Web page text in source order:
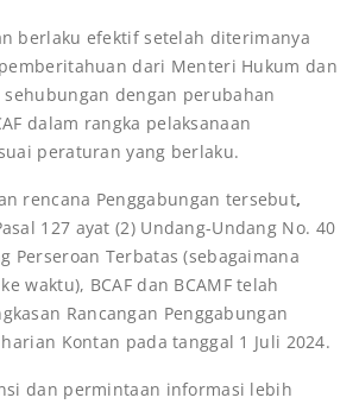
berlaku efektif setelah diterimanya
dari Menteri Hukum dan
sehubungan dengan perubahan
dalam rangka pelaksanaan
peraturan yang berlaku.
rencana Penggabungan tersebut,
127 ayat (2) Undang-Undang No. 40
Perseroan Terbatas (sebagaimana
waktu), BCAF dan BCAMF telah
Rancangan Penggabungan
Kontan pada tanggal 1 Juli 2024.
dan permintaan informasi lebih